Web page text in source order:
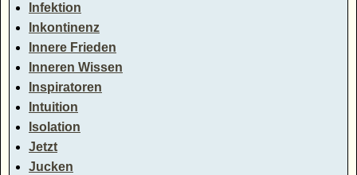
Infektion
Inkontinenz
Innere Frieden
Inneren Wissen
Inspiratoren
Intuition
Isolation
Jetzt
Jucken